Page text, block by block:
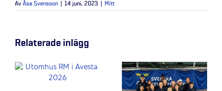
Av Åsa Svensson 14 juni, 2023 Mitt
Relaterade inlägg